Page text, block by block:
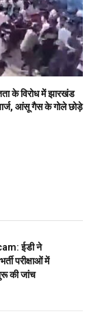
के विरोध में झारखंड
आंसू गैस के गोले छोड़े
ईडी ने
परीक्षाओं में
की जांच